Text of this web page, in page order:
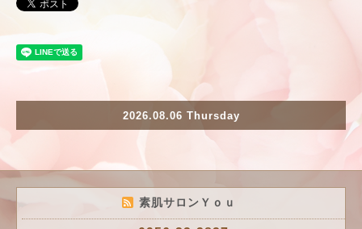
2026.08.06 Thursday
素肌サロンＹｏｕ